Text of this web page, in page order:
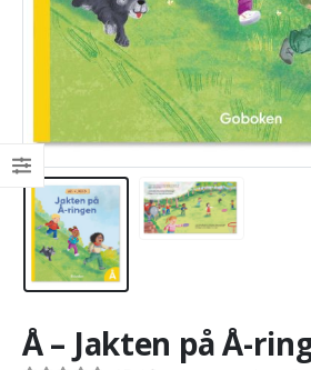
Å – Jakten på Å-